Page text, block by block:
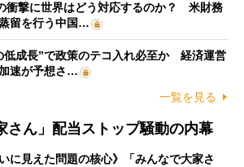
衝撃に世界はどう対応するのか？ 米財務
留を行う中国…
低成長”で政策のテコ入れ必至か 経済運営
速が予想さ…
一覧を見る
さん」配当ストップ騒動の内幕
いに見えた問題の核心》「みんなで大家さ